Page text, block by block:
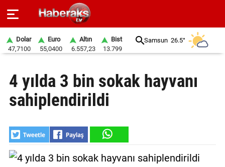
SPOR
YAŞAM
EKONOMİ
BELEDİYELER
Dolar
47,7100
Euro
55,0400
Altın
6.557,23
Bist
13.799
Samsun 26.5°
4 yılda 3 bin sokak hayvanı
sahiplendirildi